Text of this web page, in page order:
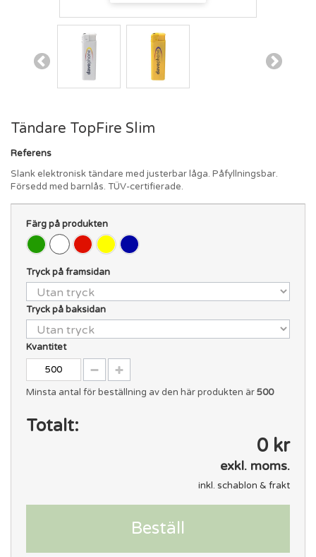
Tändare TopFire Slim
Referens
Slank elektronisk tändare med justerbar låga. Påfyllningsbar.
Försedd med barnlås. TÜV-certifierade.
Färg på produkten
Tryck på framsidan
Tryck på baksidan
Kvantitet
Minsta antal för beställning av den här produkten är500
Totalt:
0 kr
exkl. moms.
inkl. schablon & frakt
Beställ